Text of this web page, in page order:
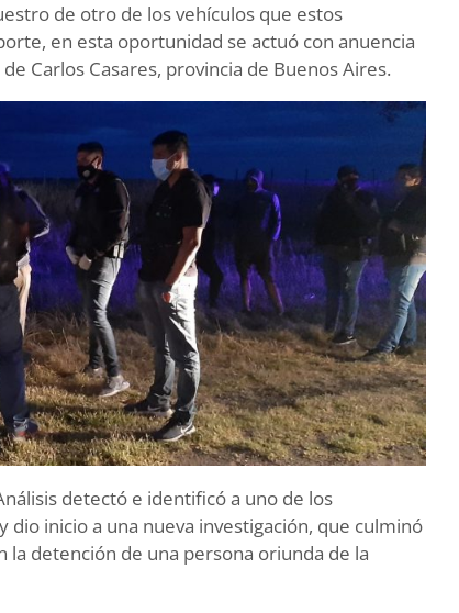
de otro de los vehículos que estos
en esta oportunidad se actuó con anuencia
Carlos Casares, provincia de Buenos Aires.
detectó e identificó a uno de los
inicio a una nueva investigación, que culminó
detención de una persona oriunda de la